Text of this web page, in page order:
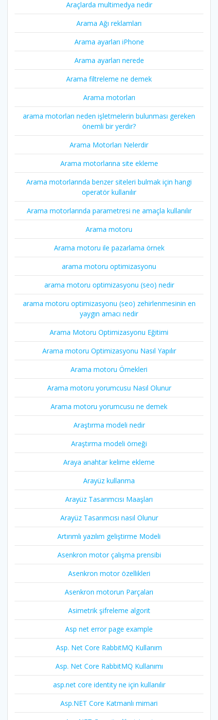
Araçlarda multimedya nedir
Arama Ağı reklamları
Arama ayarları iPhone
Arama ayarları nerede
Arama filtreleme ne demek
Arama motorları
arama motorları neden işletmelerin bulunması gereken
önemli bir yerdir?
Arama Motorları Nelerdir
Arama motorlarına site ekleme
Arama motorlarında benzer siteleri bulmak için hangi
operatör kullanılır
Arama motorlarında parametresi ne amaçla kullanılır
Arama motoru
Arama motoru ile pazarlama örnek
arama motoru optimizasyonu
arama motoru optimizasyonu (seo) nedir
arama motoru optimizasyonu (seo) zehirlenmesinin en
yaygın amacı nedir
Arama Motoru Optimizasyonu Eğitimi
Arama motoru Optimizasyonu Nasıl Yapılır
Arama motoru Örnekleri
Arama motoru yorumcusu Nasıl Olunur
Arama motoru yorumcusu ne demek
Araştırma modeli nedir
Araştırma modeli örneği
Araya anahtar kelime ekleme
Arayüz kullanma
Arayüz Tasarımcısı Maaşları
Arayüz Tasarımcısı nasıl Olunur
Artırımlı yazılım geliştirme Modeli
Asenkron motor çalışma prensibi
Asenkron motor özellikleri
Asenkron motorun Parçaları
Asimetrik şifreleme algorit
Asp net error page example
Asp. Net Core RabbitMQ Kullanım
Asp. Net Core RabbitMQ Kullanımı
asp.net core identity ne için kullanılır
Asp.NET Core Katmanlı mimari